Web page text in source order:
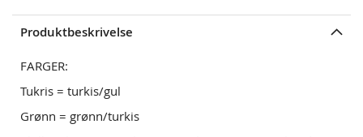
gallery
Produktbeskrivelse
FARGER:
Tukris = turkis/gul
Grønn = grønn/turkis